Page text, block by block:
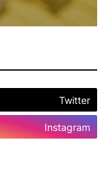
Twitter
Instagram